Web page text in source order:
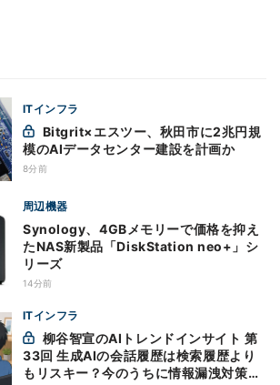
ITインフラ
模のAIデータセンター建設を計画か
8分前
周辺機器
Synology、4GBメモリーで価格を抑え
たNAS新製品「DiskStation neo+」シ
リーズ
14分前
ITインフラ
33回 生成AIの会話履歴は検索履歴より
もリスキー？今のうちに情報漏洩対策を